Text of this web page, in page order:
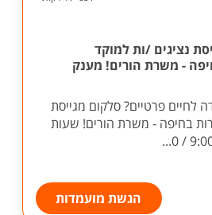
נציגים /ות למוקד
- משרת הורים! מענק
לחיים פרטיים? סלקום מגייסת
בחיפה - משרת הורים! שעות
הגשת מועמדות